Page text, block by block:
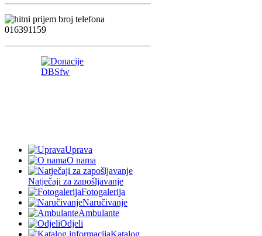
Uprava
O nama
Natječaji za zapošljavanje
Fotogalerija
Naručivanje
Ambulante
Odjeli